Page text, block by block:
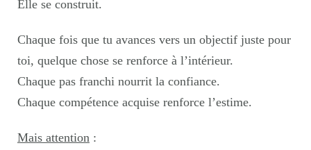
Elle se construit.
Chaque fois que tu avances vers un objectif juste pour
toi, quelque chose se renforce à l’intérieur.
Chaque pas franchi nourrit la confiance.
Chaque compétence acquise renforce l’estime.
Mais attention :